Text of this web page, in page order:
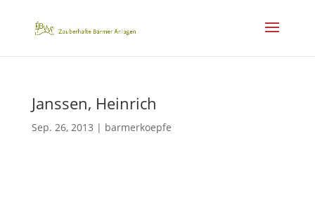
Janssen, Heinrich
Sep. 26, 2013 | barmerkoepfe